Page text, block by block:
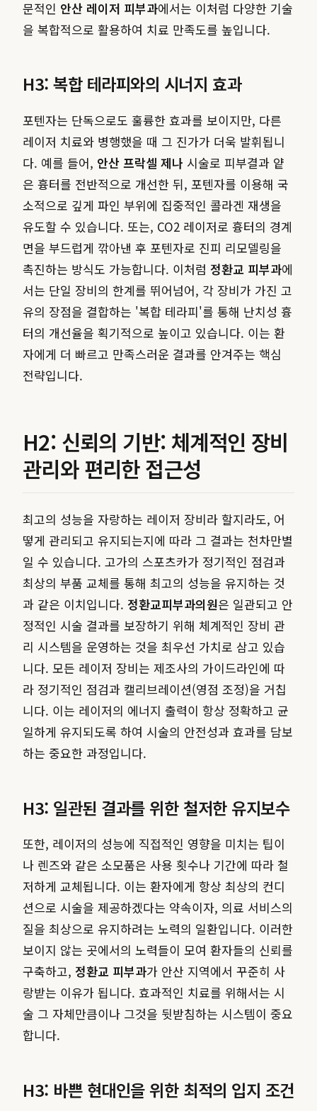
문적인 안산 레이저 피부과에서는 이처럼 다양한 기술
을 복합적으로 활용하여 치료 만족도를 높입니다.
H3: 복합 테라피와의 시너지 효과
포텐자는 단독으로도 훌륭한 효과를 보이지만, 다른
레이저 치료와 병행했을 때 그 진가가 더욱 발휘됩니
다. 예를 들어, 안산 프락셀 제나 시술로 피부결과 얕
은 흉터를 전반적으로 개선한 뒤, 포텐자를 이용해 국
소적으로 깊게 파인 부위에 집중적인 콜라겐 재생을
유도할 수 있습니다. 또는, CO2 레이저로 흉터의 경계
면을 부드럽게 깎아낸 후 포텐자로 진피 리모델링을
촉진하는 방식도 가능합니다. 이처럼 정환교 피부과에
서는 단일 장비의 한계를 뛰어넘어, 각 장비가 가진 고
유의 장점을 결합하는 '복합 테라피'를 통해 난치성 흉
터의 개선율을 획기적으로 높이고 있습니다. 이는 환
자에게 더 빠르고 만족스러운 결과를 안겨주는 핵심
전략입니다.
H2: 신뢰의 기반: 체계적인 장비
관리와 편리한 접근성
최고의 성능을 자랑하는 레이저 장비라 할지라도, 어
떻게 관리되고 유지되는지에 따라 그 결과는 천차만별
일 수 있습니다. 고가의 스포츠카가 정기적인 점검과
최상의 부품 교체를 통해 최고의 성능을 유지하는 것
과 같은 이치입니다. 정환교피부과의원은 일관되고 안
정적인 시술 결과를 보장하기 위해 체계적인 장비 관
리 시스템을 운영하는 것을 최우선 가치로 삼고 있습
니다. 모든 레이저 장비는 제조사의 가이드라인에 따
라 정기적인 점검과 캘리브레이션(영점 조정)을 거칩
니다. 이는 레이저의 에너지 출력이 항상 정확하고 균
일하게 유지되도록 하여 시술의 안전성과 효과를 담보
하는 중요한 과정입니다.
H3: 일관된 결과를 위한 철저한 유지보수
또한, 레이저의 성능에 직접적인 영향을 미치는 팁이
나 렌즈와 같은 소모품은 사용 횟수나 기간에 따라 철
저하게 교체됩니다. 이는 환자에게 항상 최상의 컨디
션으로 시술을 제공하겠다는 약속이자, 의료 서비스의
질을 최상으로 유지하려는 노력의 일환입니다. 이러한
보이지 않는 곳에서의 노력들이 모여 환자들의 신뢰를
구축하고, 정환교 피부과가 안산 지역에서 꾸준히 사
랑받는 이유가 됩니다. 효과적인 치료를 위해서는 시
술 그 자체만큼이나 그것을 뒷받침하는 시스템이 중요
합니다.
H3: 바쁜 현대인을 위한 최적의 입지 조건